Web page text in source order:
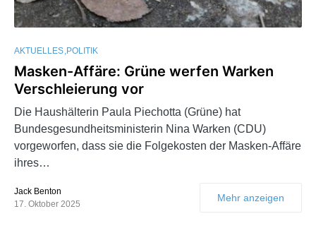
AKTUELLES POLITIK
Masken-Affäre: Grüne werfen Warken
Verschleierung vor
Die Haushälterin Paula Piechotta (Grüne) hat
Bundesgesundheitsministerin Nina Warken (CDU)
vorgeworfen, dass sie die Folgekosten der Masken-Affäre
ihres…
Jack Benton
17. Oktober 2025
Mehr anzeigen